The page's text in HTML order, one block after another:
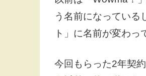
う名前になっている
ト」に名前が変わっ
今回もらった2年契